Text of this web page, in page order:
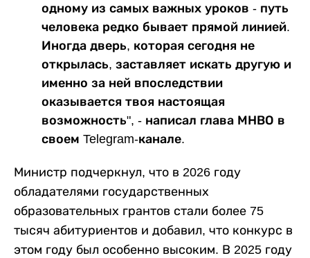
одному из самых важных уроков - путь
человека редко бывает прямой линией.
Иногда дверь, которая сегодня не
открылась, заставляет искать другую и
именно за ней впоследствии
оказывается твоя настоящая
возможность", - написал глава МНВО в
своем Telegram-канале.
Министр подчеркнул, что в 2026 году
обладателями государственных
образовательных грантов стали более 75
тысяч абитуриентов и добавил, что конкурс в
этом году был особенно высоким. В 2025 году